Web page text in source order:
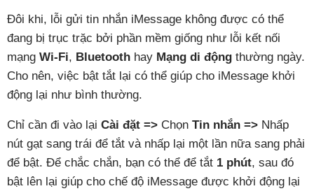
Đôi khi, lỗi gửi tin nhắn iMessage không được có thể
đang bị trục trặc bởi phần mềm giống như lỗi kết nối
mạng Wi-Fi, Bluetooth hay Mạng di động thường ngày.
Cho nên, việc bật tắt lại có thể giúp cho iMessage khởi
động lại như bình thường.
Chỉ cần đi vào lại Cài đặt => Chọn Tin nhắn => Nhấp
nút gạt sang trái để tắt và nhấp lại một lần nữa sang phải
để bật. Để chắc chắn, bạn có thể để tắt 1 phút, sau đó
bật lên lại giúp cho chế độ iMessage được khởi động lại